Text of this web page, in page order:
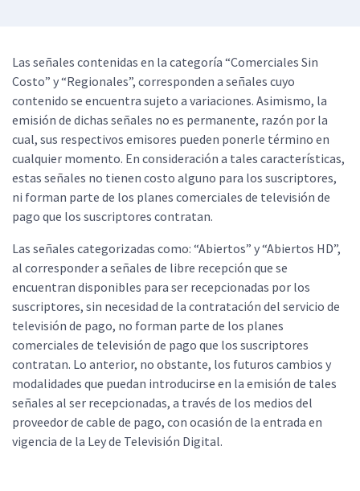
Las señales contenidas en la categoría “Comerciales Sin
Costo” y “Regionales”, corresponden a señales cuyo
contenido se encuentra sujeto a variaciones. Asimismo, la
emisión de dichas señales no es permanente, razón por la
cual, sus respectivos emisores pueden ponerle término en
cualquier momento. En consideración a tales características,
estas señales no tienen costo alguno para los suscriptores,
ni forman parte de los planes comerciales de televisión de
pago que los suscriptores contratan.
Las señales categorizadas como: “Abiertos” y “Abiertos HD”,
al corresponder a señales de libre recepción que se
encuentran disponibles para ser recepcionadas por los
suscriptores, sin necesidad de la contratación del servicio de
televisión de pago, no forman parte de los planes
comerciales de televisión de pago que los suscriptores
contratan. Lo anterior, no obstante, los futuros cambios y
modalidades que puedan introducirse en la emisión de tales
señales al ser recepcionadas, a través de los medios del
proveedor de cable de pago, con ocasión de la entrada en
vigencia de la Ley de Televisión Digital.